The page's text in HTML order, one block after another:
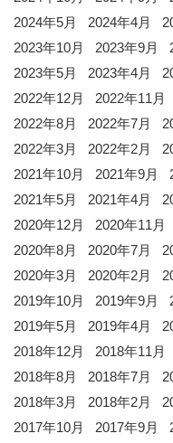
2024年5月
2024年4月
2023年10月
2023年9月
2023年5月
2023年4月
2022年12月
2022年11月
2022年8月
2022年7月
2022年3月
2022年2月
2021年10月
2021年9月
2021年5月
2021年4月
2020年12月
2020年11月
2020年8月
2020年7月
2020年3月
2020年2月
2019年10月
2019年9月
2019年5月
2019年4月
2018年12月
2018年11月
2018年8月
2018年7月
2018年3月
2018年2月
2017年10月
2017年9月